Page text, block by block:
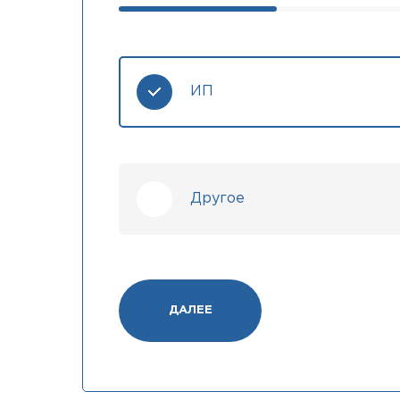
ИП
Другое
ДАЛЕЕ